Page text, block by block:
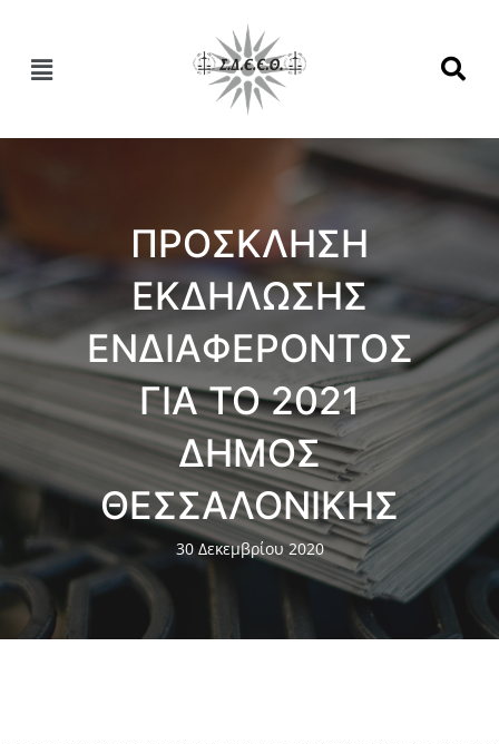
ΠΡΟΣΚΛΗΣΗ
ΕΚΔΗΛΩΣΗΣ
ΕΝΔΙΑΦΕΡΟΝΤΟΣ
ΓΙΑ ΤΟ 2021
ΔΗΜΟΣ
ΘΕΣΣΑΛΟΝΙΚΗΣ
30 Δεκεμβρίου 2020